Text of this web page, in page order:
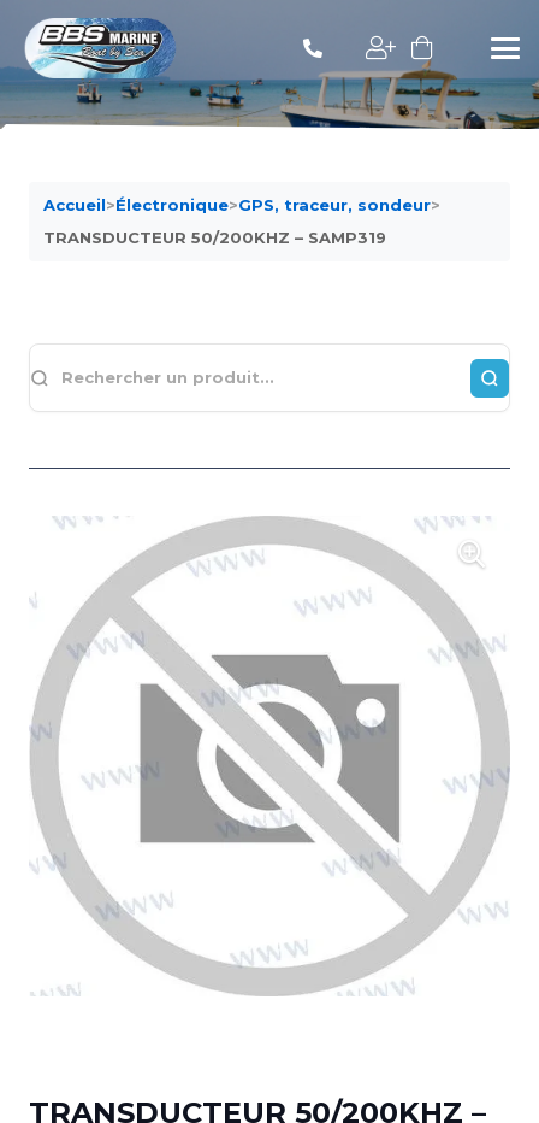
Accueil>Électronique>GPS, traceur, sondeur>
TRANSDUCTEUR 50/200KHZ – SAMP319
TRANSDUCTEUR 50/200KHZ –